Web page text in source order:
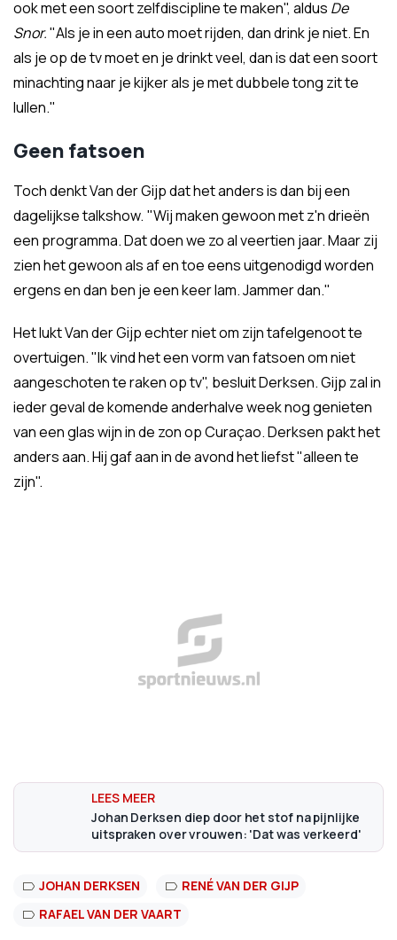
ook met een soort zelfdiscipline te maken", aldus De
Snor."Als je in een auto moet rijden, dan drink je niet. En
als je op de tv moet en je drinkt veel, dan is dat een soort
minachting naar je kijker als je met dubbele tong zit te
lullen."
Geen fatsoen
Toch denkt Van der Gijp dat het anders is dan bij een
dagelijkse talkshow. "Wij maken gewoon met z'n drieën
een programma. Dat doen we zo al veertien jaar. Maar zij
zien het gewoon als af en toe eens uitgenodigd worden
ergens en dan ben je een keer lam. Jammer dan."
Het lukt Van der Gijp echter niet om zijn tafelgenoot te
overtuigen. "Ik vind het een vorm van fatsoen om niet
aangeschoten te raken op tv", besluit Derksen. Gijp zal in
ieder geval de komende anderhalve week nog genieten
van een glas wijn in de zon op Curaçao. Derksen pakt het
anders aan. Hij gaf aan in de avond het liefst "alleen te
zijn".
Johan Derksen diep door het stof na pijnlijke
uitspraken over vrouwen: 'Dat was verkeerd'
JOHAN DERKSEN
RENÉ VAN DER GIJP
RAFAEL VAN DER VAART